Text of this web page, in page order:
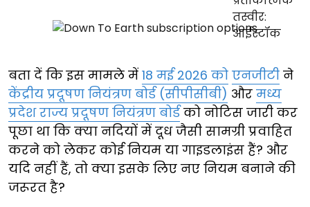
बता दें कि इस मामले में 18 मई 2026 को एनजीटी ने
केंद्रीय प्रदूषण नियंत्रण बोर्ड (सीपीसीबी) और मध्य
प्रदेश राज्य प्रदूषण नियंत्रण बोर्डको नोटिस जारी कर
पूछा था कि क्या नदियों में दूध जैसी सामग्री प्रवाहित
करने को लेकर कोई नियम या गाइडलाइंस हैं? और
यदि नहीं हैं, तो क्या इसके लिए नए नियम बनाने की
जरूरत है?